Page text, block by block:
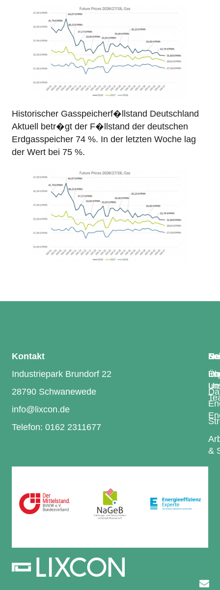
Historischer Gasspeicherf�llstand Deutschland
Aktuell betr�gt der F�llstand der deutschen
Erdgasspeicher 74 %. In der letzten Woche lag
der Wert bei 75 %.
Kontakt
Industriepark Brundorf 22
28790 Schwanewede
info@lixcon.de
Telefon: 0162 2311677
&